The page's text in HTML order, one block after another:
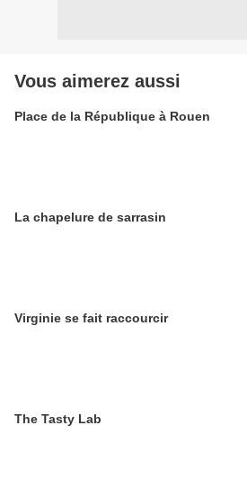
Vous aimerez aussi
Place de la République à Rouen
La chapelure de sarrasin
Virginie se fait raccourcir
The Tasty Lab